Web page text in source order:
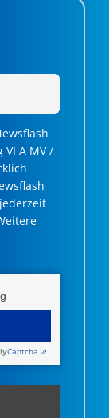
A MV /
Captcha ⇗